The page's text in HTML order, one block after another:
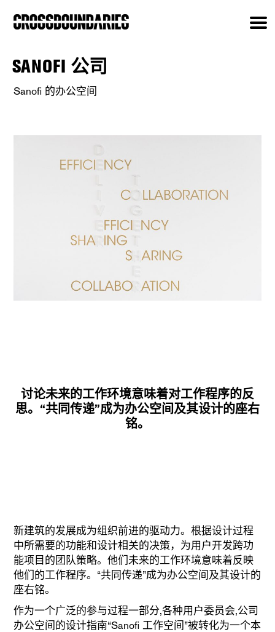
SANOFI 公司
Sanofi 的办公空间
讨论未来的工作环境意味着对工作程序的反
思。“共同传递”成为办公空间及其设计的座右
铭。
新建筑的发展成为组织前进的驱动力。根据设计过程
中所需要的功能和设计相关的决策，为用户开发跨功
能项目的团队策略。他们未来的工作环境意味着反映
他们的工作程序。“共同传递”成为办公空间及其设计的
座右铭。
作为一个广泛的参与过程一部分,各种用户委员会,公司
办公空间的设计指南“Sanofi 工作空间”被转化为一个本